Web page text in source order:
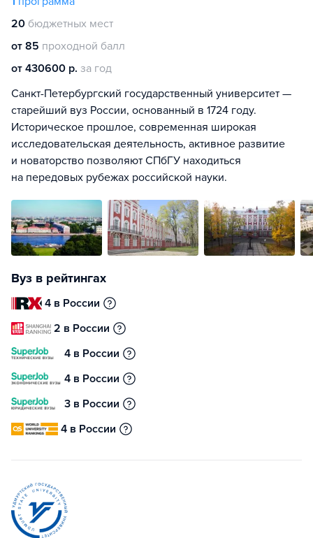
20 бюджетных мест
от 85 проходной балл
от 430600 р. за год
Санкт-Петербургский государственный университет —
старейший вуз России, основанный в 1724 году.
Историческое прошлое, современная широкая
исследовательская деятельность, активное развитие
и новаторство позволяют СПбГУ находиться
на передовых рубежах российской науки.
Вуз в рейтингах
4 в России
2 в России
4 в России
4 в России
3 в России
4 в России